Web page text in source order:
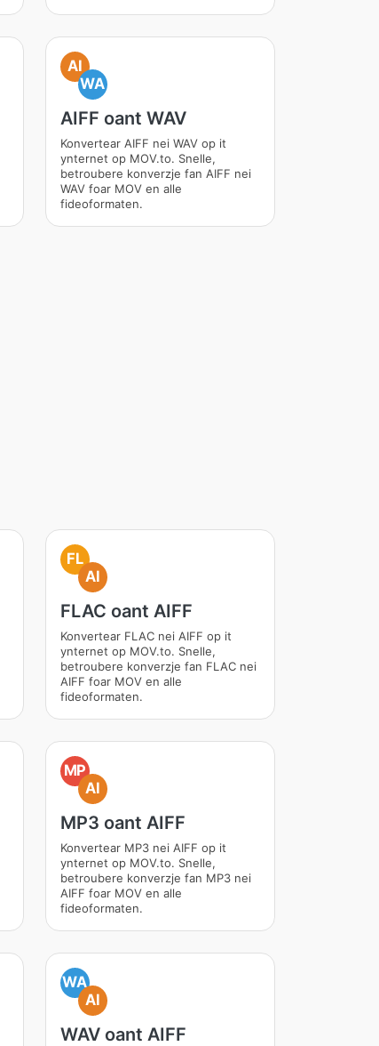
AI
WA
AIFF oant WAV
Konvertear AIFF nei WAV op it
ynternet op MOV.to. Snelle,
betroubere konverzje fan AIFF nei
WAV foar MOV en alle
fideoformaten.
FL
AI
FLAC oant AIFF
Konvertear FLAC nei AIFF op it
ynternet op MOV.to. Snelle,
betroubere konverzje fan FLAC nei
AIFF foar MOV en alle
fideoformaten.
MP
AI
MP3 oant AIFF
Konvertear MP3 nei AIFF op it
ynternet op MOV.to. Snelle,
betroubere konverzje fan MP3 nei
AIFF foar MOV en alle
fideoformaten.
WA
AI
WAV oant AIFF